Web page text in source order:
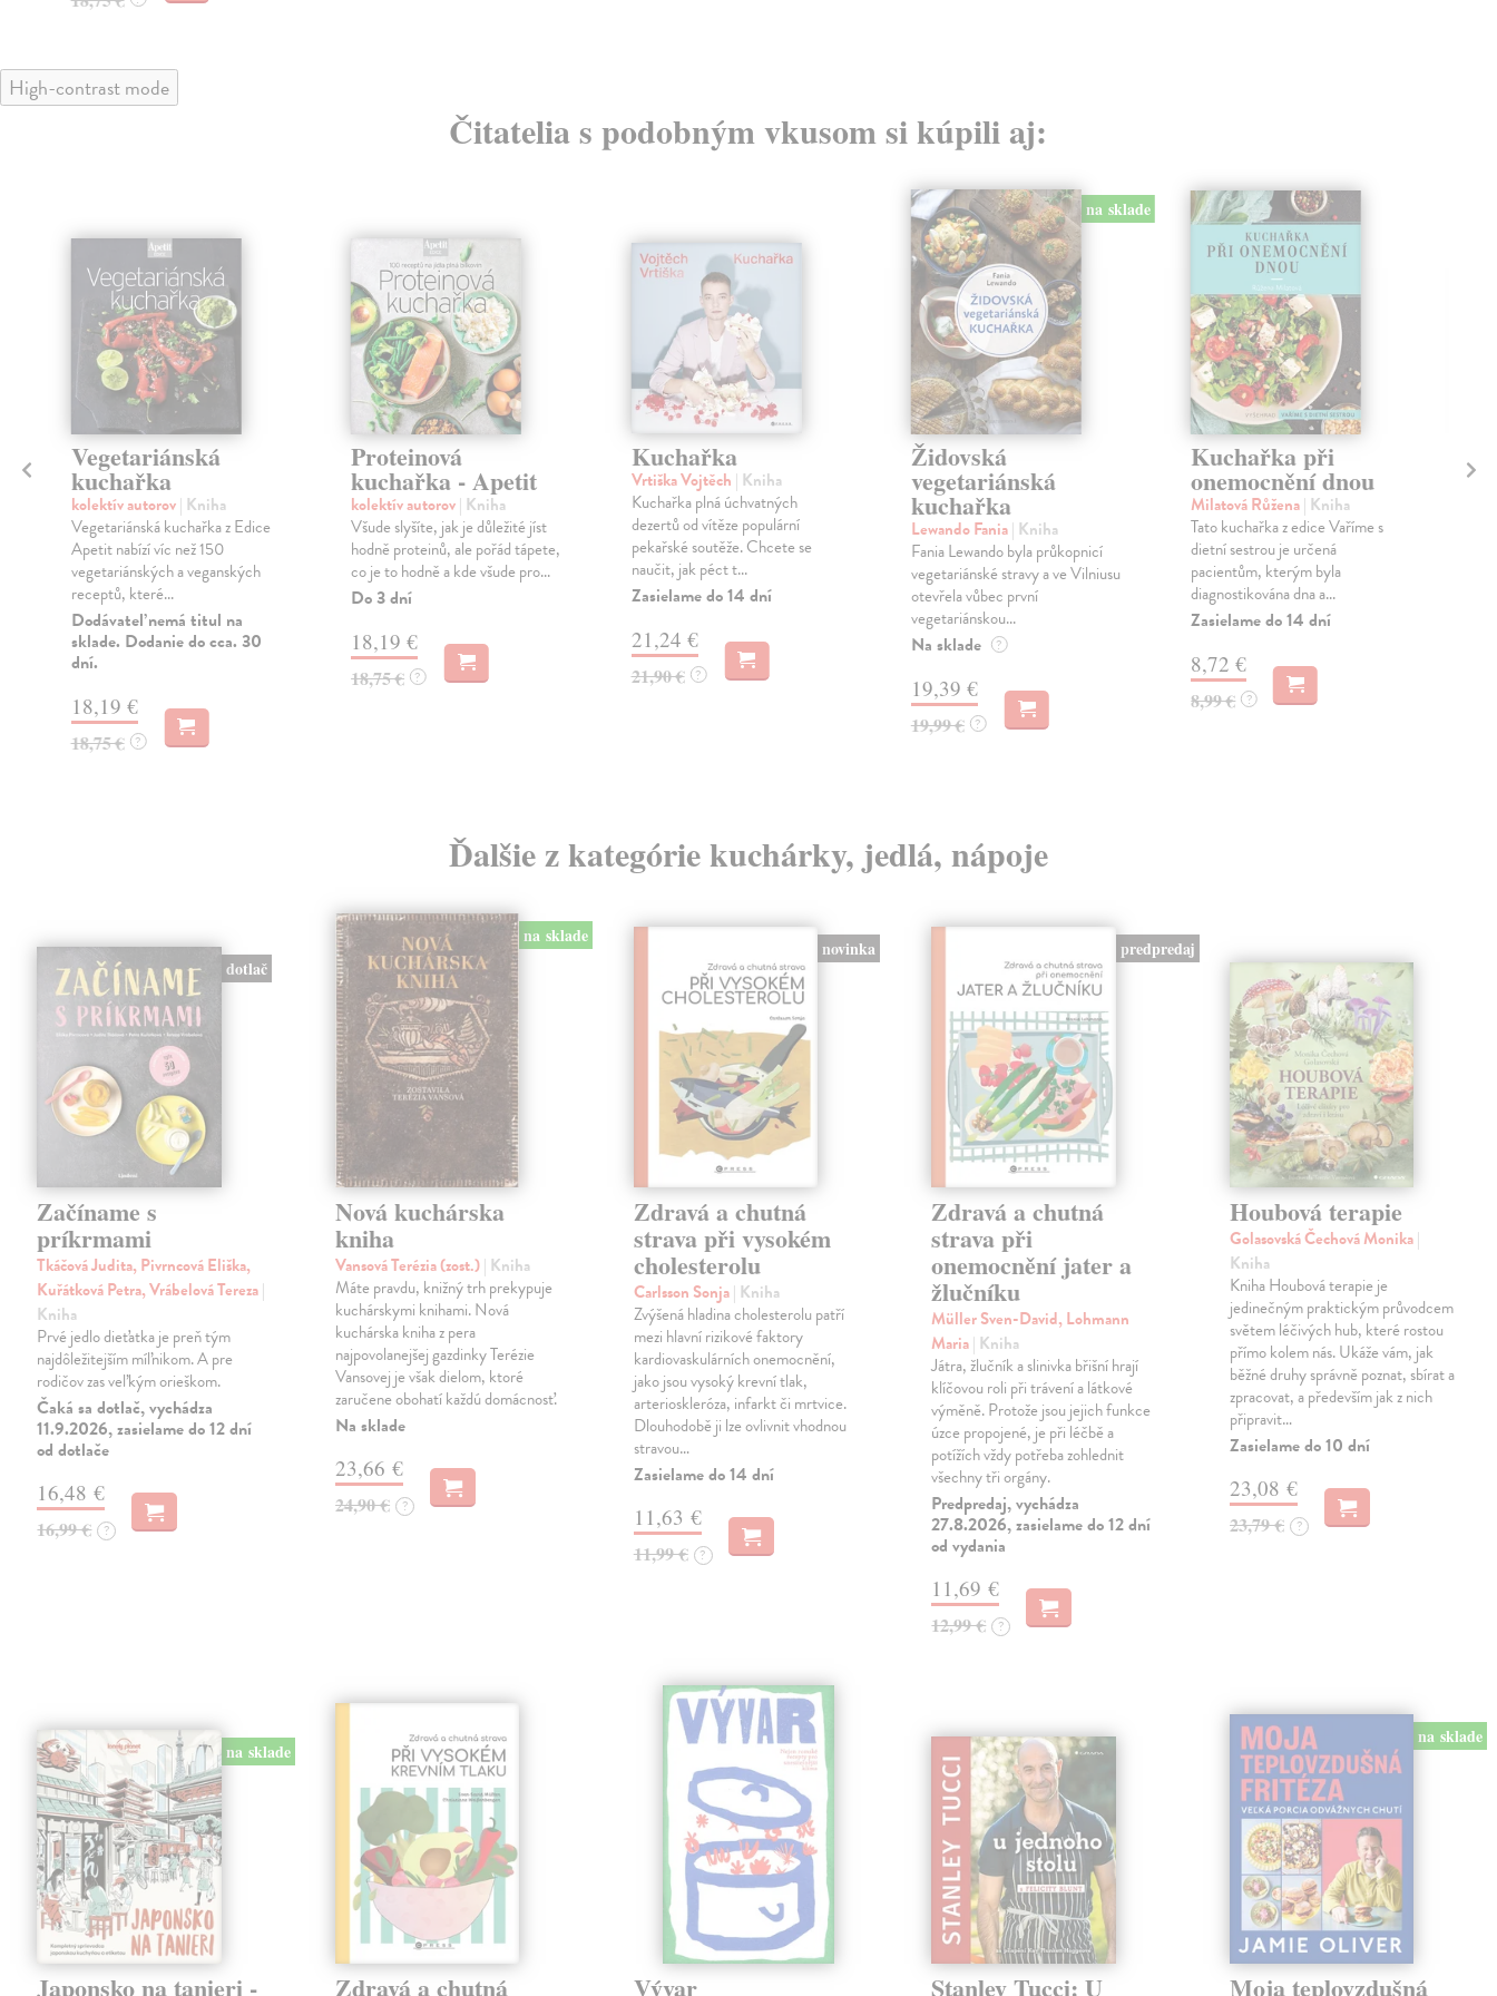
High-contrast mode
Čitatelia s podobným vkusom si kúpili aj:
Vegetariánská
kuchařka
kolektív autorov| Kniha
Vegetariánská kuchařka z Edice
Apetit nabízí víc než 150
vegetariánských a veganských
receptů, které...
Dodávateľ nemá titul na
sklade. Dodanie do cca. 30
dní.
18,19 €
18,75 € ?
Proteinová
kuchařka - Apetit
kolektív autorov| Kniha
Všude slyšíte, jak je důležité jíst
hodně proteinů, ale pořád tápete,
co je to hodně a kde všude pro...
Do 3 dní
18,19 €
18,75 € ?
Kuchařka
Vrtiška Vojtěch | Kniha
Kuchařka plná úchvatných
dezertů od vítěze populární
pekařské soutěže. Chcete se
naučit, jak péct t...
Zasielame do 14 dní
21,24 €
21,90 € ?
na sklade
Židovská
vegetariánská
kuchařka
Lewando Fania| Kniha
Fania Lewando byla průkopnicí
vegetariánské stravy a ve Vilniusu
otevřela vůbec první
vegetariánskou...
Na sklade ?
19,39 €
19,99 € ?
Kuchařka při
onemocnění dnou
Milatová Růžena| Kniha
Tato kuchařka z edice Vaříme s
dietní sestrou je určená
pacientům, kterým byla
diagnostikována dna a...
Zasielame do 14 dní
8,72 €
8,99 € ?
Ďalšie z kategórie kuchárky, jedlá, nápoje
dotlač
Začíname s
príkrmami
Tkáčová Judita, Pivrncová Eliška,
Kuřátková Petra, Vrábelová Tereza|
Kniha
Prvé jedlo dieťatka je preň tým
najdôležitejším míľnikom. A pre
rodičov zas veľkým orieškom.
Čaká sa dotlač, vychádza
11.9.2026, zasielame do 12 dní
od dotlače
16,48 €
16,99 € ?
na sklade
Nová kuchárska
kniha
Vansová Terézia (zost.)| Kniha
Máte pravdu, knižný trh prekypuje
kuchárskymi knihami. Nová
kuchárska kniha z pera
najpovolanejšej gazdinky Terézie
Vansovej je však dielom, ktoré
zaručene obohatí každú domácnosť.
Na sklade
23,66 €
24,90 € ?
novinka
Zdravá a chutná
strava při vysokém
cholesterolu
Carlsson Sonja| Kniha
Zvýšená hladina cholesterolu patří
mezi hlavní rizikové faktory
kardiovaskulárních onemocnění,
jako jsou vysoký krevní tlak,
arterioskleróza, infarkt či mrtvice.
Dlouhodobě ji lze ovlivnit vhodnou
stravou…
Zasielame do 14 dní
11,63 €
11,99 € ?
predpredaj
Zdravá a chutná
strava při
onemocnění jater a
žlučníku
Müller Sven-David, Lohmann
Maria| Kniha
Játra, žlučník a slinivka břišní hrají
klíčovou roli při trávení a látkové
výměně. Protože jsou jejich funkce
úzce propojené, je při léčbě a
potížích vždy potřeba zohlednit
všechny tři orgány.
Predpredaj, vychádza
27.8.2026, zasielame do 12 dní
od vydania
11,69 €
12,99 € ?
Houbová terapie
Golasovská Čechová Monika|
Kniha
Kniha Houbová terapie je
jedinečným praktickým průvodcem
světem léčivých hub, které rostou
přímo kolem nás. Ukáže vám, jak
běžné druhy správně poznat, sbírat a
zpracovat, a především jak z nich
připravit…
Zasielame do 10 dní
23,08 €
23,79 € ?
na sklade
Japonsko na tanieri - Zdravá a chutná Vývar Stanley Tucci: U
na sklade
Moja teplovzdušná